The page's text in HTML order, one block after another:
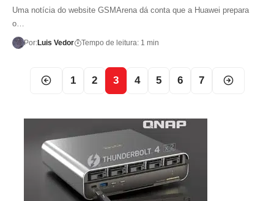
Uma notícia do website GSMArena dá conta que a Huawei prepara
o…
Por:Luis Vedor Tempo de leitura: 1 min
1 2 3 4 5 6 7